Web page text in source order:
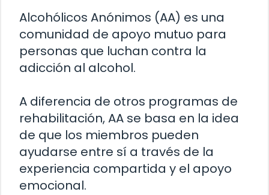
Alcohólicos Anónimos (AA) es una
comunidad de apoyo mutuo para
personas que luchan contra la
adicción al alcohol.
A diferencia de otros programas de
rehabilitación, AA se basa en la idea
de que los miembros pueden
ayudarse entre sí a través de la
experiencia compartida y el apoyo
emocional.